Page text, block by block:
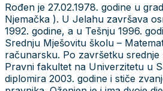
Rođen je 27.02.1978. godine u
Njemačka ). U Jelahu završava
1992. godine, a u Tešnju 1996.
Srednju Mješovitu školu –
računarsku. Po završetku srednje
Pravni fakultet na Univerzitetu u
diplomira 2003. godine i stiče